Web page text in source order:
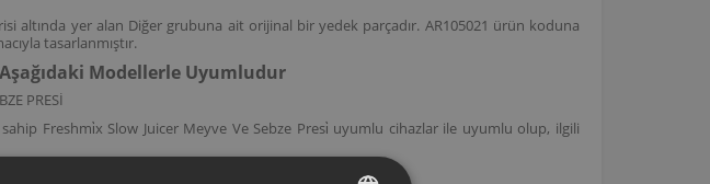
altında yer alan Diğer grubuna ait orijinal bir yedek parçadır. AR105021 ürün koduna
tasarlanmıştır.
Modellerle Uyumludur
PRESİ
Freshmi̇x Slow Juicer Meyve Ve Sebze Presi̇ uyumlu cihazlar ile uyumlu olup, ilgili